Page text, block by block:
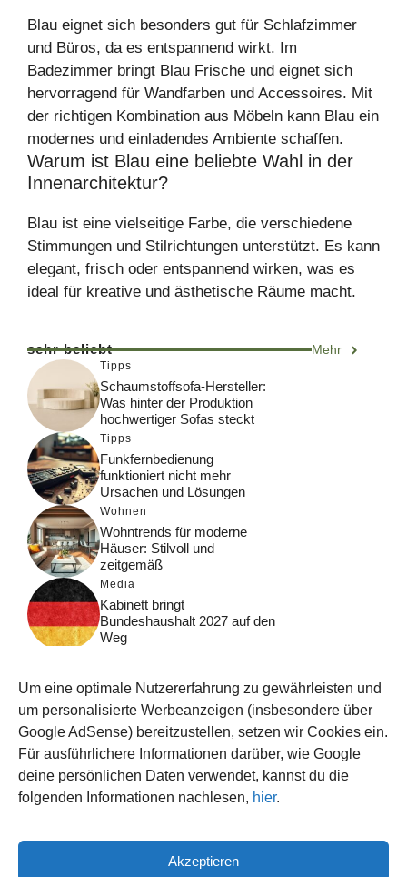
Um eine optimale Nutzererfahrung zu gewährleisten und
um personalisierte Werbeanzeigen (insbesondere über
Google AdSense) bereitzustellen, setzen wir Cookies ein.
Für ausführlichere Informationen darüber, wie Google
deine persönlichen Daten verwendet, kannst du die
folgenden Informationen nachlesen, hier.
Akzeptieren
Blau eignet sich besonders gut für Schlafzimmer
und Büros, da es entspannend wirkt. Im
Badezimmer bringt Blau Frische und eignet sich
hervorragend für Wandfarben und Accessoires. Mit
der richtigen Kombination aus Möbeln kann Blau ein
modernes und einladendes Ambiente schaffen.
Warum ist Blau eine beliebte Wahl in der
Innenarchitektur?
Blau ist eine vielseitige Farbe, die verschiedene
Stimmungen und Stilrichtungen unterstützt. Es kann
elegant, frisch oder entspannend wirken, was es
ideal für kreative und ästhetische Räume macht.
sehr beliebt Mehr
Tipps
Schaumstoffsofa-Hersteller:
Was hinter der Produktion
hochwertiger Sofas steckt
Tipps
Funkfernbedienung
funktioniert nicht mehr
Ursachen und Lösungen
Wohnen
Wohntrends für moderne
Häuser: Stilvoll und
zeitgemäß
Media
Kabinett bringt
Bundeshaushalt 2027 auf den
Weg
Funktionsweise, Prozesse
und Rankinglogik
Computer
Wieso habe ich im moment
kein Internet?
© 2026 WISSEN123.DE